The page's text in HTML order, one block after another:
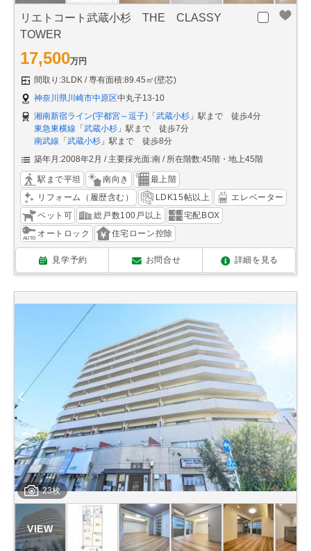
リエトコート武蔵小杉 THE CLASSY
TOWER
17,500万円
間取り:3LDK
専有面積:89.45㎡(壁芯)
神奈川県川崎市中原区中丸子13-10
湘南新宿ライン(宇都宮～逗子) 「 武蔵小杉 」駅まで 徒歩4分
東急東横線 「 武蔵小杉 」駅まで 徒歩7分
南武線 「 武蔵小杉 」駅まで 徒歩8分
築年月:2008年2月
主要採光面:南 所在階数:45階・地上45階
駅まで平坦 南向き
最上階
リフォーム（履歴含む）
LDK15帖以上
エレベーター
ペット可
総戸数100戸以上
宅配BOX
オートロック
住宅ローン控除
見学予約 お問合せ 詳細を見る
23枚